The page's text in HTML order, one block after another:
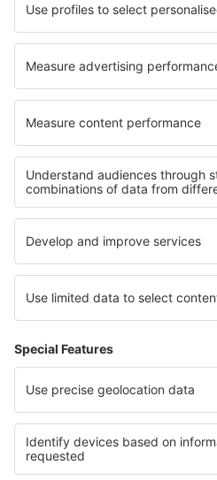
Unterkunft in Dorohusk
Unterkunft Karsta Unterkunft
Unterkunft in Opotiki
Unterkunft Ringgau Unterkunft
Die besten Unterkünfte -
Unterkunft in den Niederlanden
Unterkunft in Lake Titicaca
Unterkunft in Saxony